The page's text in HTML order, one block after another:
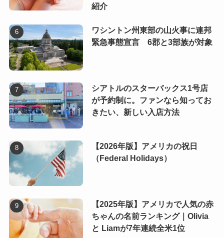
紹介
ワシントン州東部の山火事に連邦
緊急事態宣言 6郡と3部族が対象
シアトルのスターバックス1号店
が予約制に。ファンなら知ってお
きたい、新しい入店方法
【2026年版】アメリカの祝日
（Federal Holidays）
【2025年版】アメリカで人気の赤
ちゃんの名前ランキング｜Olivia
と Liamが7年連続全米1位